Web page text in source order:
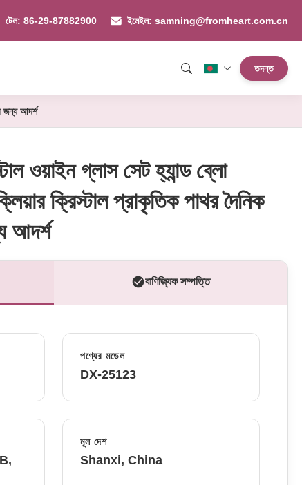
টেল: 86-29-87882900 ইমেইল: samning@fromheart.com.cn
তদন্ত
জন্য আদর্শ
ওয়াইন গ্লাস সেট হ্যান্ড ব্লো
ক্রিস্টাল প্রাকৃতিক পাথর দৈনিক
আদর্শ
বাণিজ্যিক সম্পত্তি
পণ্যের মডেল
DX-25123
মূল দেশ
Shanxi, China